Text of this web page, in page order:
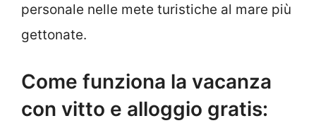
personale nelle mete turistiche al mare più
gettonate.
Come funziona la vacanza
con vitto e alloggio gratis: